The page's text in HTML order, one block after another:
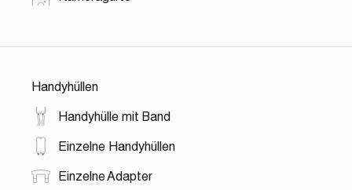
Handyhüllen
Handyhülle mit Band
Einzelne Handyhüllen
Einzelne Adapter